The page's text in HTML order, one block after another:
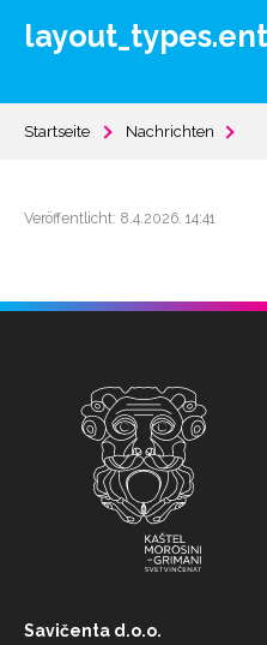
Startseite Nachrichten
Veröffentlicht: 8.4.2026. 14:41
Savičenta d.o.o.